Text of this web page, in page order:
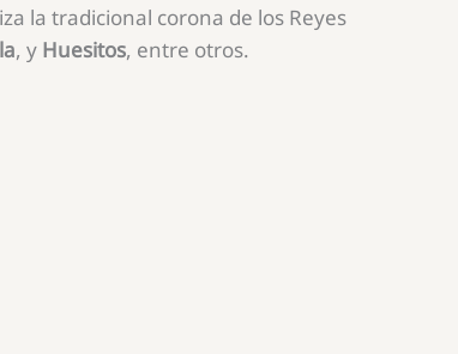
la tradicional corona de los Reyes
, y Huesitos, entre otros.